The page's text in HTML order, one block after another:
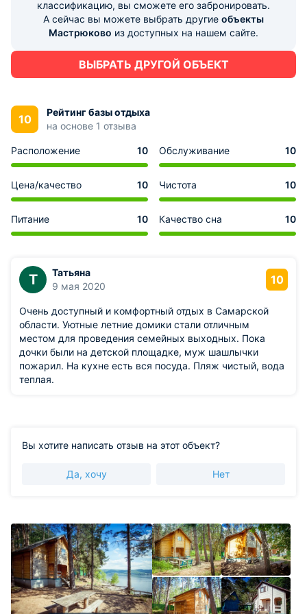
спортивный инвентарь для занятия водными видами
спорта. Для детей оборудованы современные игровые
площадки с горками, качелями, спортивными
сооружениями.
При желании можно отправиться на увлекательную
экскурсию по реке. А любители рыбалки будут в
классификацию, вы сможете его забронировать.
А сейчас вы можете выбрать другие объекты
Мастрюково из доступных на нашем сайте.
ВЫБРАТЬ ДРУГОЙ ОБЪЕКТ
10
Рейтинг базы отдыха
на основе 1 отзыва
Расположение 10 Обслуживание 10
Цена/качество 10 Чистота 10
Питание 10 Качество сна 10
Т
Татьяна
9 мая 2020
10
Очень доступный и комфортный отдых в Самарской
области. Уютные летние домики стали отличным
местом для проведения семейных выходных. Пока
дочки были на детской площадке, муж шашлычки
пожарил. На кухне есть вся посуда. Пляж чистый, вода
теплая.
Вы хотите написать отзыв на этот объект?
Да, хочу Нет